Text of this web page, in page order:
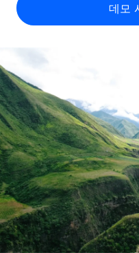
인프라
Remote 통합
HR을 워크플로에 매끄
플랫폼
팀을 위한 통합된 핵심
연결
새로운
Remote와 다른 솔
다른 업체들과 비교해보
스타트업
성장하는 기업을 위한
중견기업
맞춤형 HR 솔루션으로
엔터프라이즈
대기업을 위한 글로벌
REMOTE 파트너 되기
국가별 총 인건비 계산
글로벌 계약직을 위한
REMOTE와 함께 배우기
리서치 및 가이드
사례 연구
HR 용어집
체크리스트 및 템플릿
직무 설명 라이브러리
English
Français
Deutsch
Español
Italiano
Português (Portugal)
데모